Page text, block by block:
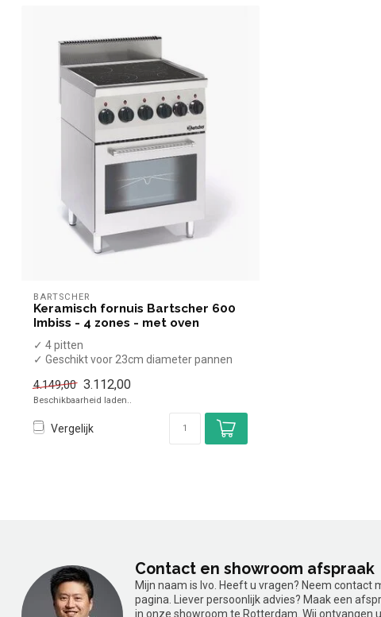
BARTSCHER
Keramisch fornuis Bartscher 600
Imbiss - 4 zones - met oven
✓ 4 pitten
✓ Geschikt voor 23cm diameter pannen
✓ 1...
4.149,00 3.112,00
Beschikbaarheid laden..
Vergelijk
Contact en showroom afspraak
Mijn naam is Ivo. Heeft u vragen? Neem contact
pagina. Liever persoonlijk advies? Maak een
in onze showroom te Rotterdam. Wij ontvangen